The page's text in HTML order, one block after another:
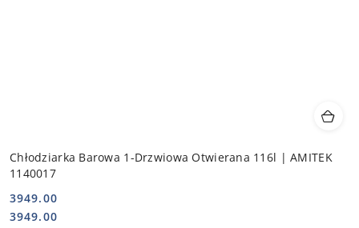
Chłodziarka Barowa 1-Drzwiowa Otwierana 116l | AMITEK
1140017
Cena:
3949.00
Cena:
3949.00